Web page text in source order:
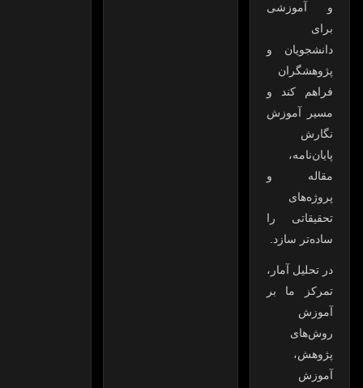
و آموزشی
برای
دانشجویان و
پژوهشگران
فراهم کند و
مسیر آموزش
نگارش
پایان‌نامه،
مقاله و
پروژه‌های
تحقیقاتی را
ساده‌تر سازد.
در تحلیل آمار،
تمرکز ما بر
آموزش
روش‌های
پژوهش،
آموزش